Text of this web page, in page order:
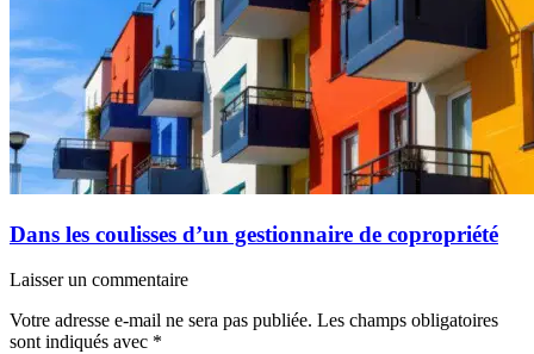
Dans les coulisses d’un gestionnaire de copropriété
Laisser un commentaire
Votre adresse e-mail ne sera pas publiée. Les champs obligatoires
sont indiqués avec *